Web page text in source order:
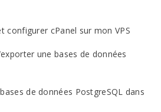
configurer cPanel sur mon VPS
une bases de données
de données PostgreSQL dans